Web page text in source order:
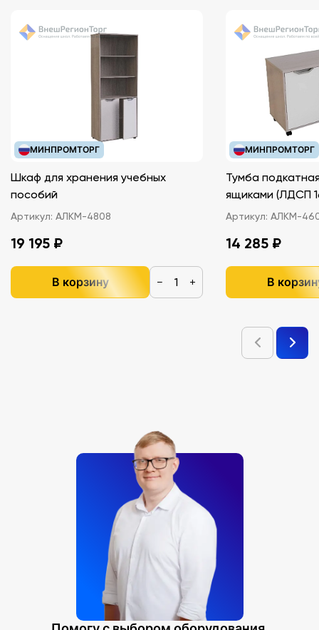
МИНПРОМТОРГ
Шкаф для хранения учебных
пособий
Артикул: АЛКМ-4808
19 195 ₽
В корзину − +
МИНПРОМТОРГ
Тумба
ящиками
Артикул: АЛКМ-
14 285 ₽
В